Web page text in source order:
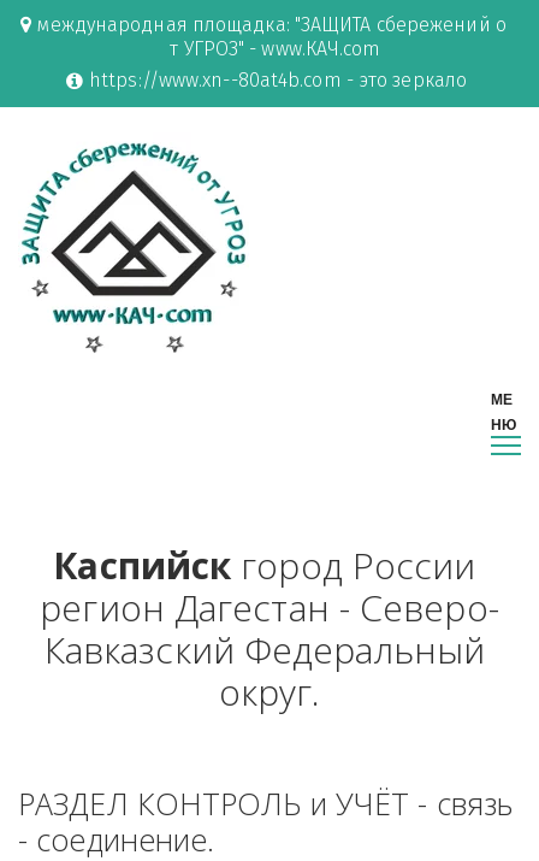
международная площадка: "ЗАЩИТА сбережений о
т УГРОЗ" - www.КАЧ.com
https://www.xn--80at4b.com - это зеркало
Каспийск город России
регион Дагестан - Северо-
Кавказский Федеральный
округ.
РАЗДЕЛ КОНТРОЛЬ и УЧЁТ - связь
- соединение.